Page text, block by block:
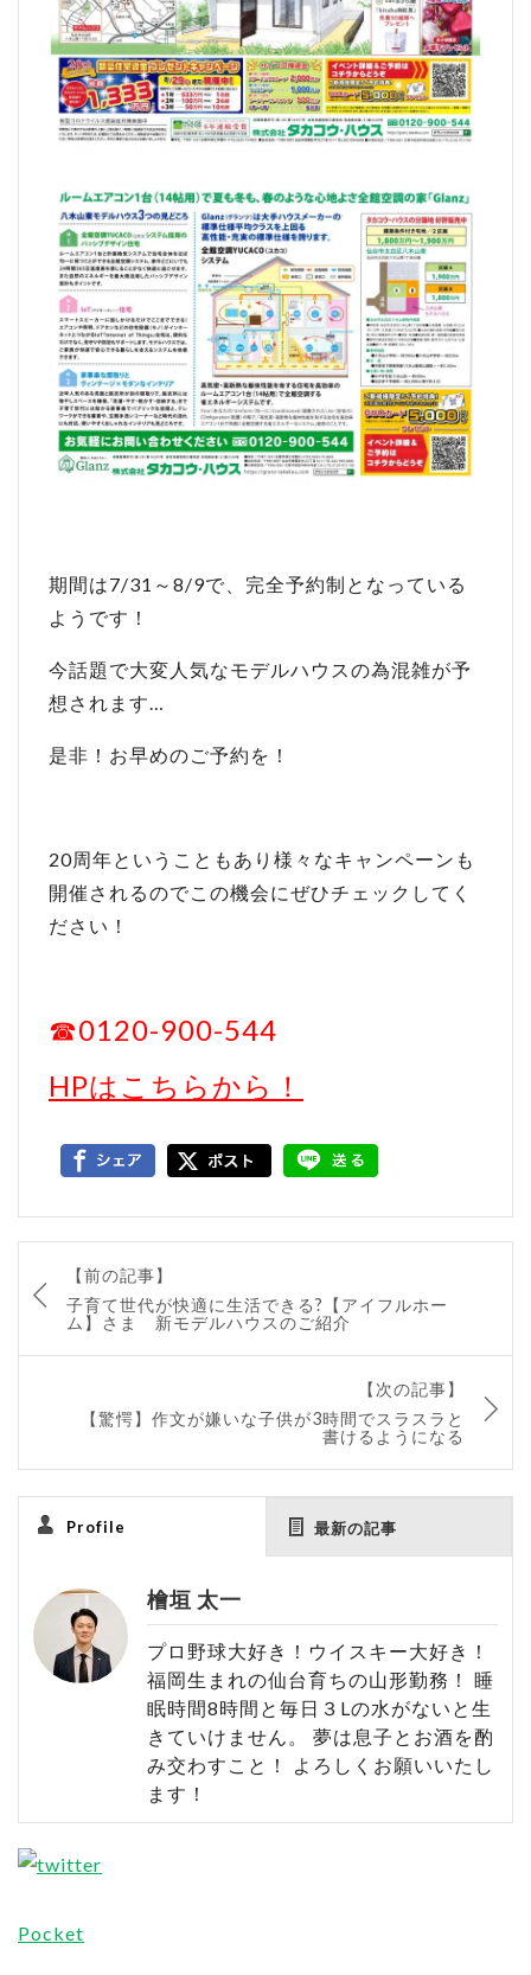
期間は7/31～8/9で、完全予約制となっている
ようです！
今話題で大変人気なモデルハウスの為混雑が予
想されます…
是非！お早めのご予約を！
20周年ということもあり様々なキャンペーンも
開催されるのでこの機会にぜひチェックしてく
ださい！
☎0120-900-544
HPはこちらから！
【前の記事】
子育て世代が快適に生活できる?【アイフルホー
ム】さま 新モデルハウスのご紹介
【次の記事】
【驚愕】作文が嫌いな子供が3時間でスラスラと
書けるようになる
Profile 最新の記事
檜垣 太一
プロ野球大好き！ウイスキー大好き！
福岡生まれの仙台育ちの山形勤務！ 睡
眠時間8時間と毎日３Lの水がないと生
きていけません。 夢は息子とお酒を酌
み交わすこと！ よろしくお願いいたし
ます！
Pocket